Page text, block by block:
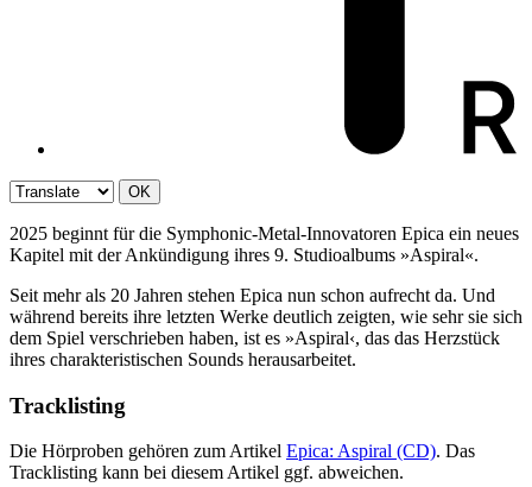
OK
2025 beginnt für die Symphonic-Metal-Innovatoren Epica ein neues
Kapitel mit der Ankündigung ihres 9. Studioalbums »Aspiral«.
Seit mehr als 20 Jahren stehen Epica nun schon aufrecht da. Und
während bereits ihre letzten Werke deutlich zeigten, wie sehr sie sich
dem Spiel verschrieben haben, ist es »Aspiral‹, das das Herzstück
ihres charakteristischen Sounds herausarbeitet.
Tracklisting
Die Hörproben gehören zum Artikel Epica: Aspiral (CD). Das
Tracklisting kann bei diesem Artikel ggf. abweichen.